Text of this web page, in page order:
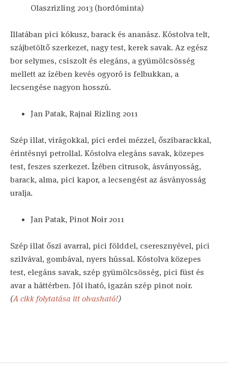
Olaszrizling 2013 (hordóminta)
Illatában pici kókusz, barack és ananász. Kóstolva telt,
szájbetöltő szerkezet, nagy test, kerek savak. Az egész
bor selymes, csiszolt és elegáns, a gyümölcsösség
mellett az ízében kevés ogyoró is felbukkan, a
lecsengése nagyon hosszú.
Jan Patak, Rajnai Rizling 2011
Szép illat, virágokkal, pici erdei mézzel, őszibarackkal,
érintésnyi petrollal. Kóstolva elegáns savak, közepes
test, feszes szerkezet. Ízében citrusok, ásványosság,
barack, alma, pici kapor, a lecsengést az ásványosság
uralja.
Jan Patak, Pinot Noir 2011
Szép illat őszi avarral, pici földdel, cseresznyével, pici
szilvával, gombával, nyers hússal. Kóstolva közepes
test, elegáns savak, szép gyümölcsösség, pici füst és
avar a háttérben. Jól iható, igazán szép pinot noir.
(A cikk folytatása itt olvasható!)